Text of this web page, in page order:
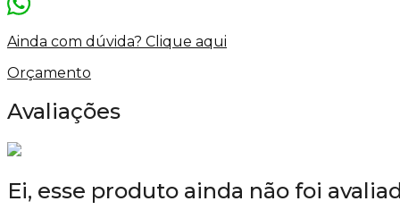
Ainda com dúvida? Clique aqui
Orçamento
Avaliações
Ei, esse produto ainda não foi